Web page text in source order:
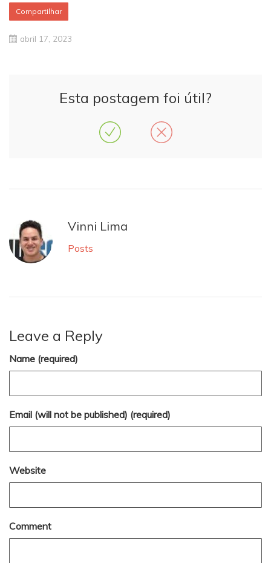
Compartilhar
abril 17, 2023
Esta postagem foi útil?
Vinni Lima
Posts
Leave a Reply
Name (required)
Email (will not be published) (required)
Website
Comment